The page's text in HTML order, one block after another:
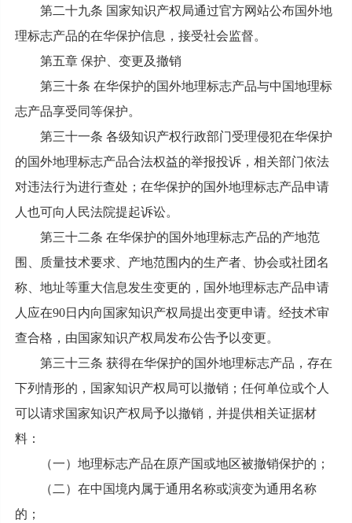
第二十九条 国家知识产权局通过官方网站公布国外地
理标志产品的在华保护信息，接受社会监督。
第五章 保护、变更及撤销
第三十条 在华保护的国外地理标志产品与中国地理标
志产品享受同等保护。
第三十一条 各级知识产权行政部门受理侵犯在华保护
的国外地理标志产品合法权益的举报投诉，相关部门依法
对违法行为进行查处；在华保护的国外地理标志产品申请
人也可向人民法院提起诉讼。
第三十二条 在华保护的国外地理标志产品的产地范
围、质量技术要求、产地范围内的生产者、协会或社团名
称、地址等重大信息发生变更的，国外地理标志产品申请
人应在90日内向国家知识产权局提出变更申请。经技术审
查合格，由国家知识产权局发布公告予以变更。
第三十三条 获得在华保护的国外地理标志产品，存在
下列情形的，国家知识产权局可以撤销；任何单位或个人
可以请求国家知识产权局予以撤销，并提供相关证据材
料：
（一）地理标志产品在原产国或地区被撤销保护的；
（二）在中国境内属于通用名称或演变为通用名称
的；